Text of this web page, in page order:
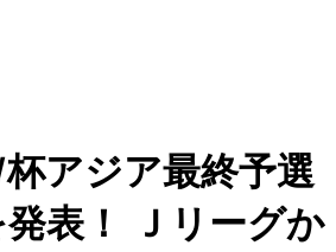
アジア最終予選
表！ Ｊリーグか